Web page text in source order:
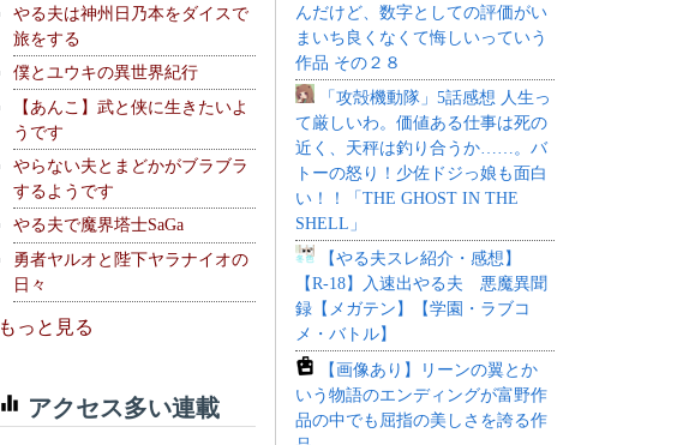
やる夫は神州日乃本をダイスで
旅をする
僕とユウキの異世界紀行
【あんこ】武と侠に生きたいよ
うです
やらない夫とまどかがブラブラ
するようです
やる夫で魔界塔士SaGa
勇者ヤルオと陛下ヤラナイオの
日々
もっと見る
アクセス多い連載
んだけど、数字としての評価がい
まいち良くなくて悔しいっていう
作品 その２８
「攻殻機動隊」5話感想 人生っ
て厳しいわ。価値ある仕事は死の
近く、天秤は釣り合うか……。バ
トーの怒り！少佐ドジっ娘も面白
い！！「THE GHOST IN THE
SHELL」
【やる夫スレ紹介・感想】
【R-18】入速出やる夫 悪魔異聞
録【メガテン】【学園・ラブコ
メ・バトル】
【画像あり】リーンの翼とか
いう物語のエンディングが富野作
品の中でも屈指の美しさを誇る作